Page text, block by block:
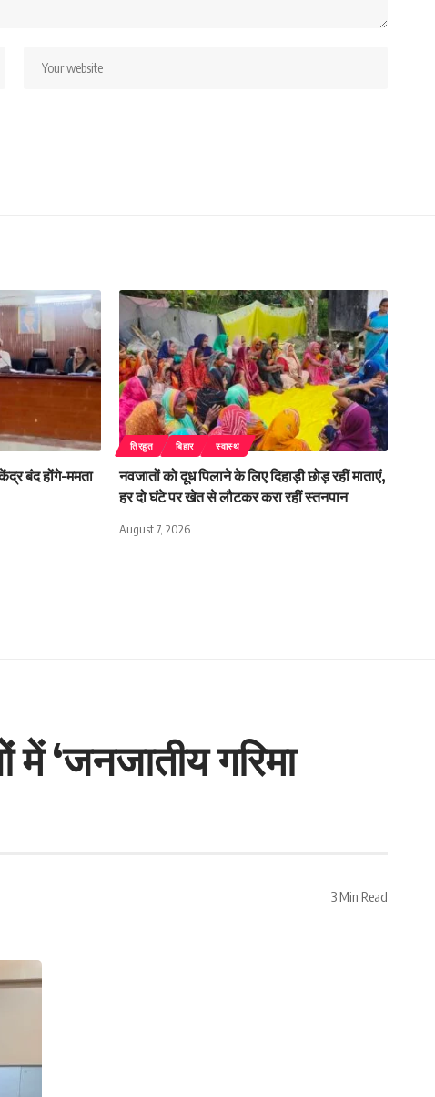
बंद होंगे-ममता
तिरहुत बिहार स्वास्थ
नवजातों को दूध पिलाने के लिए दिहाड़ी छोड़ रहीं माताएं,
हर दो घंटे पर खेत से लौटकर करा रहीं स्तनपान
August 7, 2026
‘जनजातीय गरिमा
3 Min Read